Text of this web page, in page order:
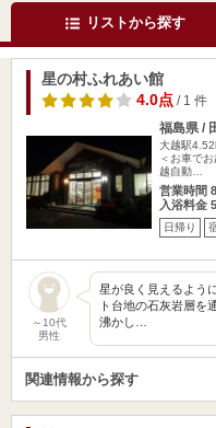
リストから探す
星の村ふれあい館
4.0点/ 1 件
福島県 /
大越駅
＜お車で
越自動…
営業時間
入浴料金
日帰り
～10代
男性
星が良く見えるよう
ト台地の石灰岩層を
沸かし…
関連情報から探す